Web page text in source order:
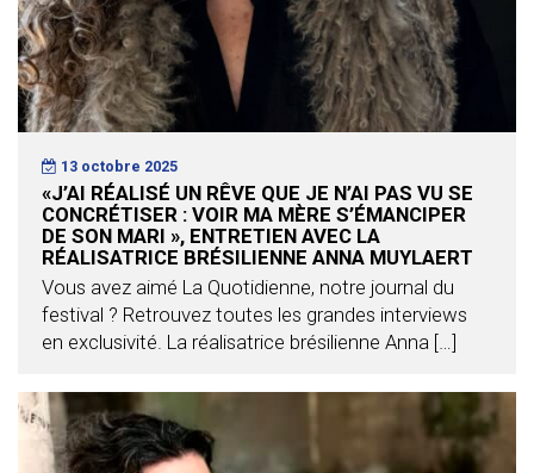
13 octobre 2025
«J’AI RÉALISÉ UN RÊVE QUE JE N’AI PAS VU SE
CONCRÉTISER : VOIR MA MÈRE S’ÉMANCIPER
DE SON MARI », ENTRETIEN AVEC LA
RÉALISATRICE BRÉSILIENNE ANNA MUYLAERT
Vous avez aimé La Quotidienne, notre journal du
festival ? Retrouvez toutes les grandes interviews
en exclusivité. La réalisatrice brésilienne Anna […]